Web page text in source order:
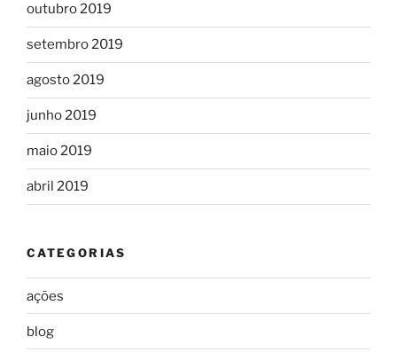
outubro 2019
setembro 2019
agosto 2019
junho 2019
maio 2019
abril 2019
CATEGORIAS
ações
blog